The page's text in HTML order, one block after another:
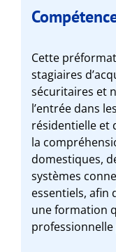
Cette
stagiaires
sécuritaires et
l’entrée dans
résidentielle et
la
domestiques,
systèmes
essentiels, afin
une formation